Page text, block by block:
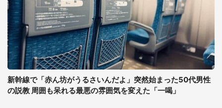
新幹線で「赤ん坊がうるさいんだよ」突然始まった50代男性
の説教 周囲も呆れる最悪の雰囲気を変えた「一喝」